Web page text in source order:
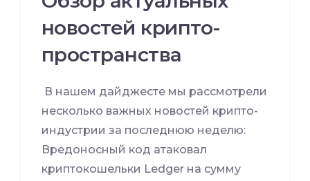
новостей крипто-
пространства
В нашем дайджесте мы рассмотрели
несколько важных новостей крипто-
индустрии за последнюю неделю:
Вредоносный код атаковал
криптокошельки Ledger на сумму